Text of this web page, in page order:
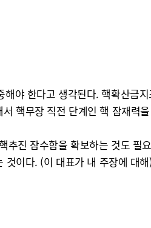
야 한다고 생각된다. 핵확산금
핵무장 직전 단계인 핵 잠재력
추진 잠수함을 확보하는 것도
것이다. (이 대표가 내 주장에 대